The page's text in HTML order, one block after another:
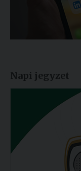
Napi jegyzet